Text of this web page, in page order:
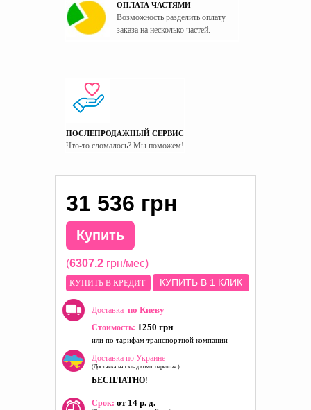
Страна производитель Украина
ОПЛАТА ЧАСТЯМИ
Возможность разделить оплату
заказа на несколько частей.
ПОСЛЕПРОДАЖНЫЙ СЕРВИС
Что-то сломалось? Мы поможем!
31 536 грн
Купить
(6307.2 грн/мес)
КУПИТЬ В КРЕДИТ КУПИТЬ В 1 КЛИК
Доставка по Киеву
Стоимость: 1250 грн
или по тарифам транспортной компании
Доставка по Украине
(Доставка на склад комп. перевозч.)
БЕСПЛАТНО!
Срок: от 14 р. д.